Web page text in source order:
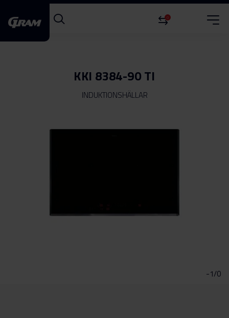
0
KKI 8384-90 TI
INDUKTIONSHÄLLAR
-1/0